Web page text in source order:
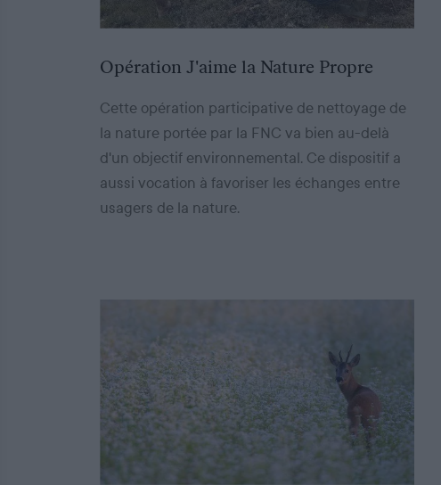
Opération J'aime la Nature Propre
Cette opération participative de nettoyage de
la nature portée par la FNC va bien au-delà
d'un objectif environnemental. Ce dispositif a
aussi vocation à favoriser les échanges entre
usagers de la nature.